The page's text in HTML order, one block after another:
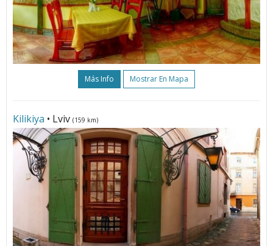
Más Info Mostrar En Mapa
Kilikiya • Lviv (159 km)